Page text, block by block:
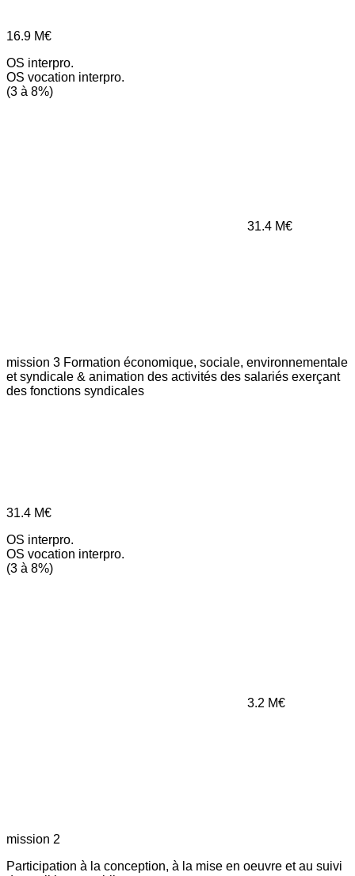
16.9 M€
OS interpro.
OS vocation interpro.
(3 à 8%)
31.4 M€
mission 3 Formation économique, sociale, environnementale
et syndicale & animation des activités des salariés exerçant
des fonctions syndicales
31.4 M€
OS interpro.
OS vocation interpro.
(3 à 8%)
3.2 M€
mission 2
Participation à la conception, à la mise en oeuvre et au suivi